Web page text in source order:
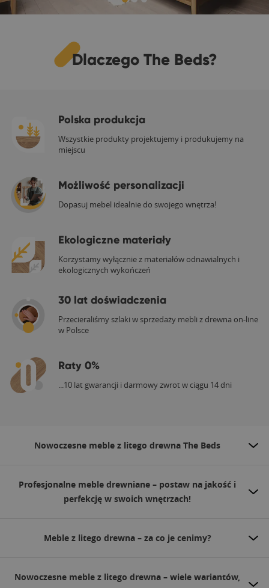
Dlaczego The Beds?
Polska produkcja
Wszystkie produkty projektujemy i produkujemy na
miejscu
Możliwość personalizacji
Dopasuj mebel idealnie do swojego wnętrza!
Ekologiczne materiały
Korzystamy wyłącznie z materiałów odnawialnych i
ekologicznych wykończeń
30 lat doświadczenia
Przecieraliśmy szlaki w sprzedaży mebli z drewna on-line
w Polsce
Raty 0%
...10 lat gwarancji i darmowy zwrot w ciągu 14 dni
Nowoczesne meble z litego drewna The Beds
Profesjonalne meble drewniane – postaw na jakość i
perfekcję w swoich wnętrzach!
Meble z litego drewna – za co je cenimy?
Nowoczesne meble z litego drewna – wiele wariantów,